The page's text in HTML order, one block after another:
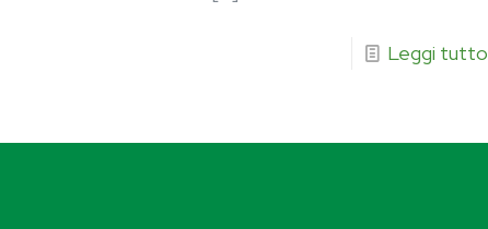
Leggi tutto